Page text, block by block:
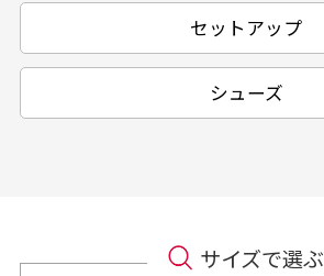
セットアップ
シューズ
サイズで選ぶ